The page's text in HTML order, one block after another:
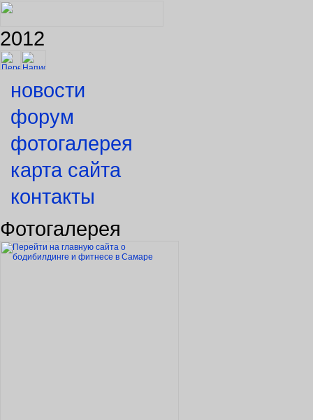
2012
новости
форум
фотогалерея
карта сайта
контакты
Фотогалерея